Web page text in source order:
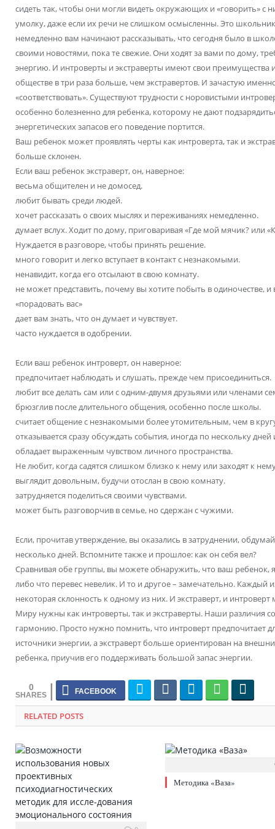
сидеть так, чтобы они могли видеть окружающих и «говорить» с
умолку, даже если их речи не слишком осмысленны. Это
немедленно вам начинают рассказывать, что сегодня было в
своими новостями, пока те свежие. Они ходят за вами по дому,
энергию. И интроверты и экстраверты имеют свои преимущества
обществе в три раза больше, чем экстравертов. И зачастую
«соответствовать». Существуют трудности с норовистыми
особенно болезненно для ребенка, которому не дают
энергетических запасов его поведение портится.
Ваш ребенок может проявлять черты как интроверта, так и
больше склонен.
Если ваш ребенок экстраверт, он, наверное:
весьма общителен и не домосед.
любит бывать среди людей.
хочет рассказать о своих мыслях и переживаниях немедленно.
думает вслух. Ходит по дому, приговаривая «Где мой мячик? или
Нуждается в разговоре, чтобы принять решение.
много говорит и легко вступает в контакт с незнакомыми.
ненавидит, когда его отсылают в свою комнату.
не может представить, почему вы хотите побыть в одиночестве, и
«порадовать вас»
дает вам знать, что он думает и чувствует.
часто нуждается в одобрении.
Если ваш ребенок интроверт, он наверное:
предпочитает наблюдать и слушать, прежде чем присоединиться.
любит все делать сам или с одним-двумя друзьями или членами
брюзглив после длительного общения, особенно после школы.
считает общение с незнакомыми более утомительным, чем в
отказывается сразу обсуждать события, иногда по нескольку дней
обладает выраженным чувством личного пространства.
Не любит, когда садятся слишком близко к нему или заходят к
выглядит довольным, будучи отослан в свою комнату.
затрудняется поделиться своими чувствами.
может быть разговорчив в семье, но сдержан с чужими.
Если, прочитав утверждение, вы оказались в затруднении,
несколько дней. Вспомните также и прошлое: как он себя вел?
Сравнивая обе группы, вы можете обнаружить, что ваш ребенок,
либо что перевес невелик. И то и другое – замечательно. Каждый
некоторая склонность к одному из них. И экстраверт, и
Миру нужны как интроверты, так и экстраверты. Наши различия
гармонию. Просто нужно помнить, что интроверт предпочитает
источники энергии, а экстраверт больше ориентирован на
ребенка, приучив его поддерживать большой запас энергии.
0
RELATED POSTS
Методика «Ваза»